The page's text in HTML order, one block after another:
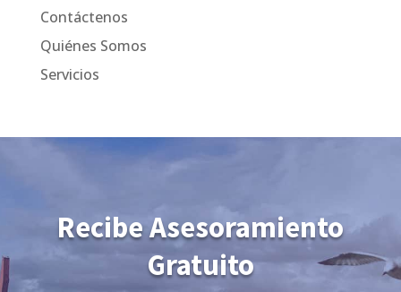
Contáctenos
Quiénes Somos
Servicios
Recibe Asesoramiento
Gratuito